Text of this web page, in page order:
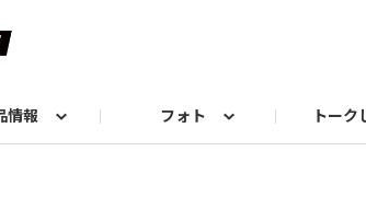
投票企画】
情報 フォト トーク